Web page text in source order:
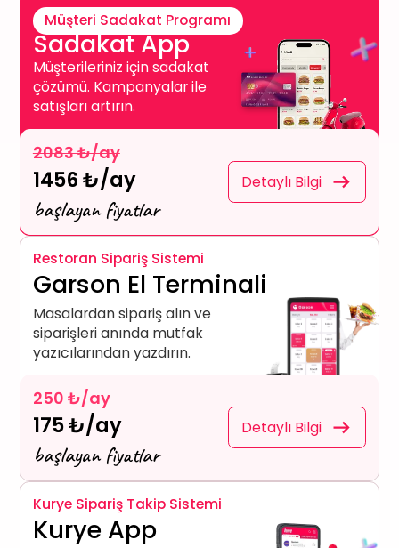
Müşteri Sadakat Programı
Sadakat App
Müşterileriniz için sadakat
çözümü. Kampanyalar ile
satışları artırın.
2083 ₺/ay
1456 ₺/ay
başlayan fiyatlar
Detaylı Bilgi
Restoran Sipariş Sistemi
Garson El Terminali
Masalardan sipariş alın ve
siparişleri anında mutfak
yazıcılarından yazdırın.
250 ₺/ay
175 ₺/ay
başlayan fiyatlar
Detaylı Bilgi
Kurye Sipariş Takip Sistemi
Kurye App